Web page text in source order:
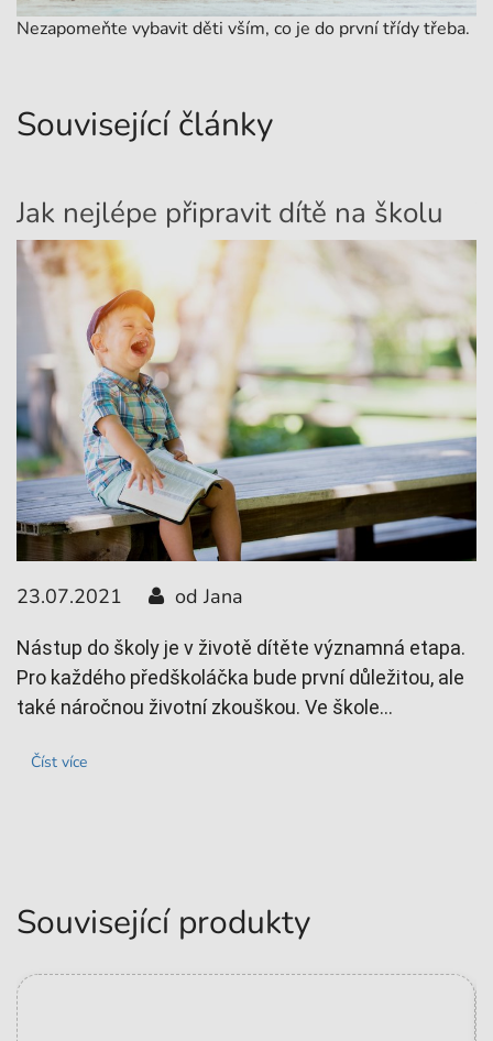
Nezapomeňte vybavit děti vším, co je do první třídy třeba.
Související články
Jak nejlépe připravit dítě na školu
23.07.2021 od Jana
Nástup do školy je v životě dítěte významná etapa.
Pro každého předškoláčka bude první důležitou, ale
také náročnou životní zkouškou. Ve škole...
Číst více
Související produkty